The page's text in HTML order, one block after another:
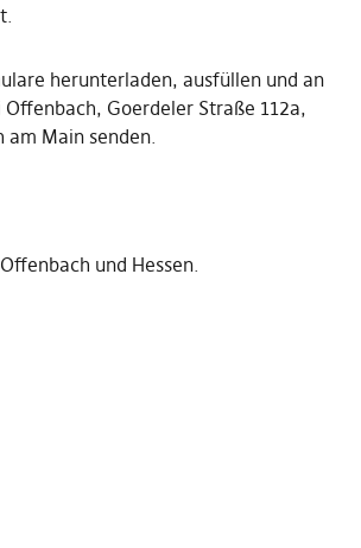
herunterladen, ausfüllen und an
Goerdeler Straße 112a,
am Main senden.
und Hessen.